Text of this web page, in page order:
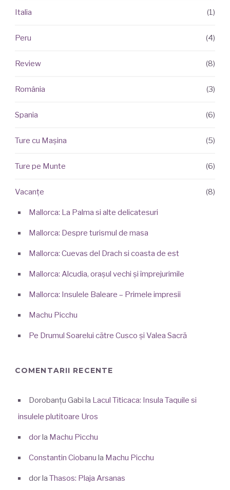
Italia (1)
Peru (4)
Review (8)
România (3)
Spania (6)
Ture cu Mașina (5)
Ture pe Munte (6)
Vacanțe (8)
Mallorca: La Palma si alte delicatesuri
Mallorca: Despre turismul de masa
Mallorca: Cuevas del Drach si coasta de est
Mallorca: Alcudia, orașul vechi și împrejurimile
Mallorca: Insulele Baleare – Primele impresii
Machu Picchu
Pe Drumul Soarelui către Cusco și Valea Sacră
COMENTARII RECENTE
Dorobanțu Gabi la Lacul Titicaca: Insula Taquile si
insulele plutitoare Uros
dorla Machu Picchu
Constantin Ciobanu la Machu Picchu
dorla Thasos: Plaja Arsanas